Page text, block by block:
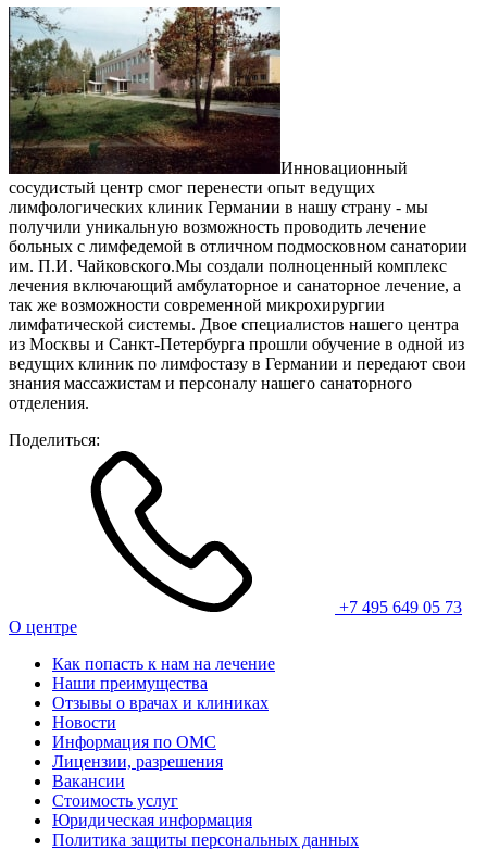
Инновационный
сосудистый центр смог перенести опыт ведущих
лимфологических клиник Германии в нашу страну - мы
получили уникальную возможность проводить лечение
больных с лимфедемой в отличном подмосковном санатории
им. П.И. Чайковского.Мы создали полноценный комплекс
лечения включающий амбулаторное и санаторное лечение, а
так же возможности современной микрохирургии
лимфатической системы. Двое специалистов нашего центра
из Москвы и Санкт-Петербурга прошли обучение в одной из
ведущих клиник по лимфостазу в Германии и передают свои
знания массажистам и персоналу нашего санаторного
отделения.
Поделиться:
+7 495 649 05 73
О центре
Как попасть к нам на лечение
Наши преимущества
Отзывы о врачах и клиниках
Новости
Информация по ОМС
Лицензии, разрешения
Вакансии
Стоимость услуг
Юридическая информация
Политика защиты персональных данных